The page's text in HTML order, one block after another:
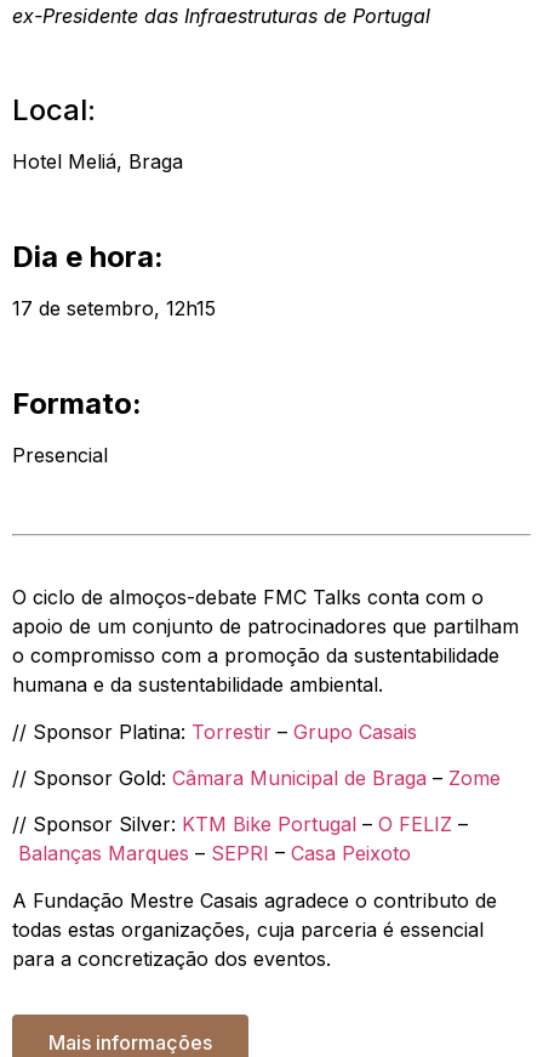
ex-Presidente das Infraestruturas de Portugal
Local:
Hotel Meliá, Braga
Dia e hora:
17 de setembro, 12h15
Formato:
Presencial
O ciclo de almoços-debate FMC Talks conta com o
apoio de um conjunto de patrocinadores que partilham
o compromisso com a promoção da sustentabilidade
humana e da sustentabilidade ambiental.
// Sponsor Platina: Torrestir – Grupo Casais
// Sponsor Gold: Câmara Municipal de Braga – Zome
// Sponsor Silver: KTM Bike Portugal – O FELIZ –
Balanças Marques – SEPRI – Casa Peixoto
A Fundação Mestre Casais agradece o contributo de
todas estas organizações, cuja parceria é essencial
para a concretização dos eventos.
Mais informações